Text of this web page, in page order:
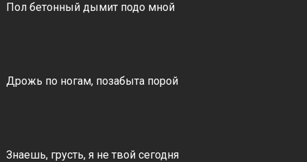
Пол бетонный дымит подо мной
Дрожь по ногам, позабыта порой
Знаешь, грусть, я не твой сегодня